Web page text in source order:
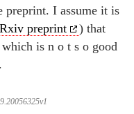
preprint. I assume it is
preprint
) that
is n o t s o good